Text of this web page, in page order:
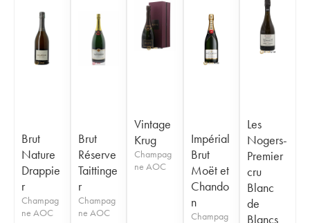
Brut
Nature
Drappie
r
Champag
ne AOC
Brut
Réserve
Taittinge
r
Champag
ne AOC
Vintage
Krug
Champag
ne AOC
Impérial
Brut
Moët et
Chando
n
Champag
Les
Nogers-
Premier
cru
Blanc
de
Blancs